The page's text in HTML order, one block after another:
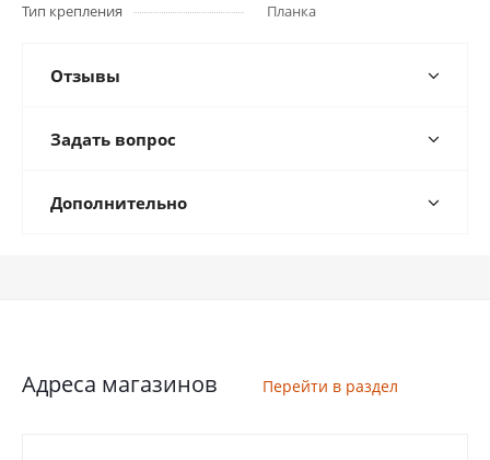
Тип крепления
Планка
Отзывы
Задать вопрос
Дополнительно
Адреса магазинов Перейти в раздел